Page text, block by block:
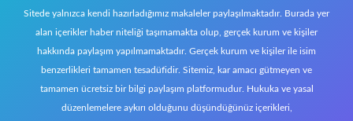
Sitede yalnızca kendi hazırladığımız makaleler paylaşılmaktadır. Burada yer
alan içerikler haber niteliği taşımamakta olup, gerçek kurum ve kişiler
hakkında paylaşım yapılmamaktadır. Gerçek kurum ve kişiler ile isim
benzerlikleri tamamen tesadüfidir. Sitemiz, kar amacı gütmeyen ve
tamamen ücretsiz bir bilgi paylaşım platformudur. Hukuka ve yasal
düzenlemelere aykırı olduğunu düşündüğünüz içerikleri,